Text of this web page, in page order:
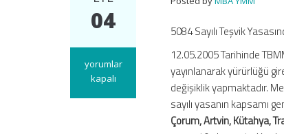
04
5084
Sayılı
yorumlar
kapalı
5084 Sayılı Teşvik
12.05.2005 Tarihinde
yayınlanarak yürürlüğü
değişiklik yapmaktadır.
sayılı yasanın kapsamı
Çorum, Artvin, Kütahya,